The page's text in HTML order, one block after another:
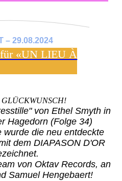
– 29.08.2024
für «UN LIEU À
von Ethel Smyth in
Hagedorn (Folge 34)
wurde die neu entdeckte
dem DIAPASON D'OR
von Oktav Records, an
Samuel Hengebaert!